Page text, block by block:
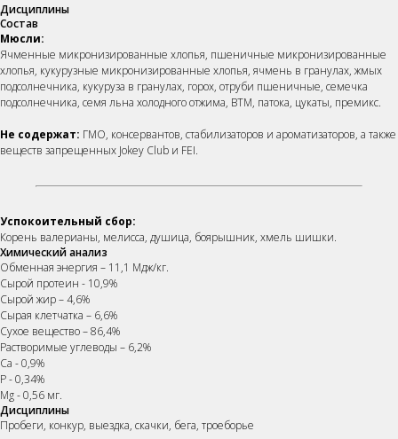
Дисциплины
Состав
Мюсли:
Ячменные микронизированные хлопья, пшеничные микронизированные
хлопья, кукурузные микронизированные хлопья, ячмень в гранулах, жмых
подсолнечника, кукуруза в гранулах, горох, отруби пшеничные, семечка
подсолнечника, семя льна холодного отжима, ВТМ, патока, цукаты, премикс.
Не содержат: ГМО, консервантов, стабилизаторов и ароматизаторов, а также
веществ запрещенных Jokey Club и FEI.
Успокоительный сбор:
Корень валерианы, мелисса, душица, боярышник, хмель шишки.
Химический анализ
Обменная энергия – 11,1 Мдж/кг.
Сырой протеин - 10,9%
Сырой жир – 4,6%
Сырая клетчатка – 6,6%
Сухое вещество – 86,4%
Растворимые углеводы – 6,2%
Са - 0,9%
Р - 0,34%
Mg - 0,56 мг.
Дисциплины
Пробеги, конкур, выездка, скачки, бега, троеборье